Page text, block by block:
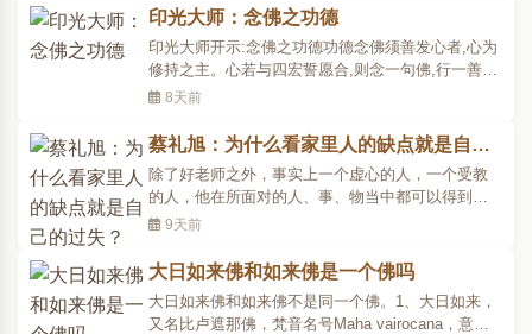
理,何必要问他人之效验。纵举世之人皆无效验,亦不
生一念疑心,以佛祖诚言可凭故。若问他人效验,便是
信佛..
印光大师：念佛之功德
印光大师开示:念佛之功德功德念佛须善发心者,心为
修持之主。心若与四宏誓愿合,则念一句佛,行一善事,
功德无量无边。况身口意三业,恒以念佛利生为事乎
功德甚少。况或再加以倾人害人之意,及自 炫自矜之
心。则所念之佛,所行之善,亦非全无功德。实属百千
万..
8天前
蔡礼旭：为什么看家里人的缺点就是自己
的过失？
除了好老师之外，事实上一个虚心的人，一个受教
的人，他在所面对的人、事、物当中都可以得到很
好的学习。比方说面对人，当他面对善人的时候他
善，即思齐」，我们每天所接触这么多有德行、善
良的人，我们都能生起学习之心，效法之心。善人
也是我们的老师，..
9天前
大日如来佛和如来佛是一个佛吗
大日如来佛和如来佛不是同一个佛。1、大日如来，
又名比卢遮那佛，梵音名号Maha vairocana，意为